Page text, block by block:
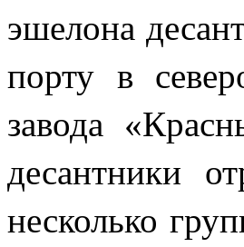
эшелона
порту в
завода
десантники
несколько